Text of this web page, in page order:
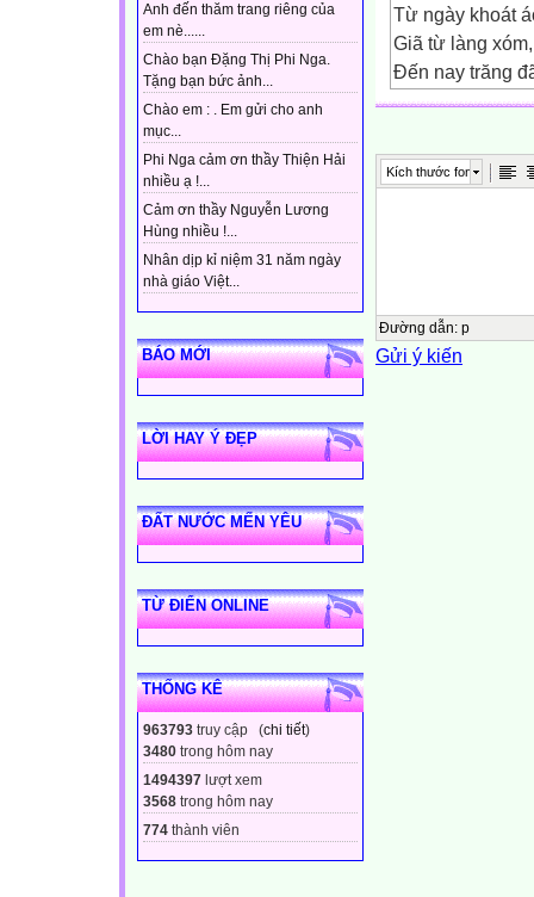
Anh đến thăm trang riêng của
em nè......
Chào bạn Đặng Thị Phi Nga.
Tặng bạn bức ảnh...
Chào em : . Em gửi cho anh
mục...
Phi Nga cảm ơn thầy Thiện Hải
nhiều ạ !...
Cảm ơn thầy Nguyễn Lương
Hùng nhiều !...
Nhân dịp kỉ niệm 31 năm ngày
nhà giáo Việt...
BÁO MỚI
LỜI HAY Ý ĐẸP
ĐẤT NƯỚC MẾN YÊU
TỪ ĐIỂN ONLINE
THỐNG KÊ
963793 truy cập (chi tiết)
3480 trong hôm nay
1494397 lượt xem
3568 trong hôm nay
774 thành viên
Từ ngày khoát
Giã từ làng
Đến nay trăng
Lật trang nhật
Bây giờ đọc lại
Chiều nay
Của đàn em
Nhớ từng bụi
Kích thước font
Đường dẫn: p
Gửi ý kiến